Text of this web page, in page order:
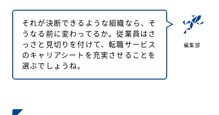
編集部
それが決断できるような組織なら、そ
うなる前に変わってるか。従業員はさ
っさと見切りを付けて、転職サービス
のキャリアシートを充実させることを
選ぶでしょうね。